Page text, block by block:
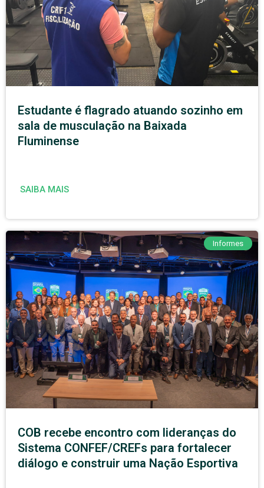
Estudante é flagrado atuando sozinho em
sala de musculação na Baixada
Fluminense
SAIBA MAIS
Informes
COB recebe encontro com lideranças do
Sistema CONFEF/CREFs para fortalecer
diálogo e construir uma Nação Esportiva